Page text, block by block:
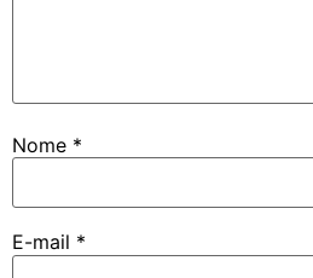
Nome *
E-mail *